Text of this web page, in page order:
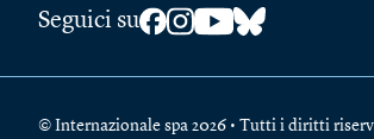
Seguici su
© Internazionale spa 2026 • Tutti i diritti